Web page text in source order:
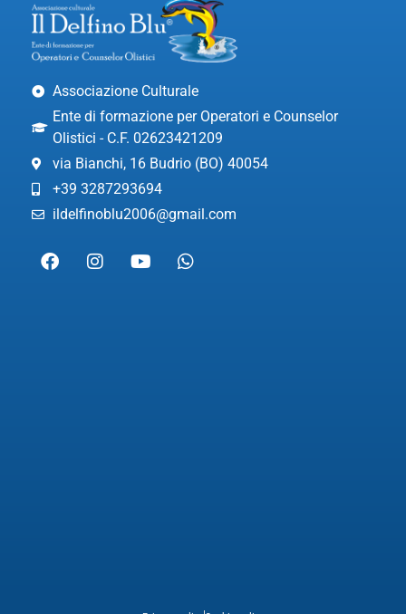
Associazione Culturale
Ente di formazione per Operatori e Counselor
Olistici - C.F. 02623421209
via Bianchi, 16 Budrio (BO) 40054
+39 3287293694
ildelfinoblu2006@gmail.com